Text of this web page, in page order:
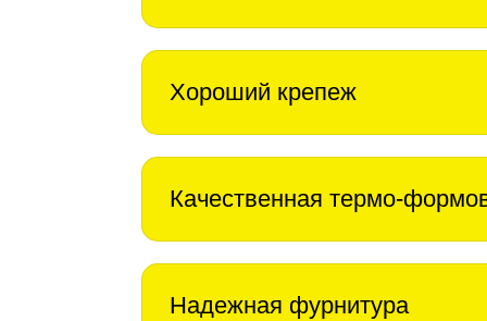
Хороший крепеж
Качественная термо-
Надежная фурнитура